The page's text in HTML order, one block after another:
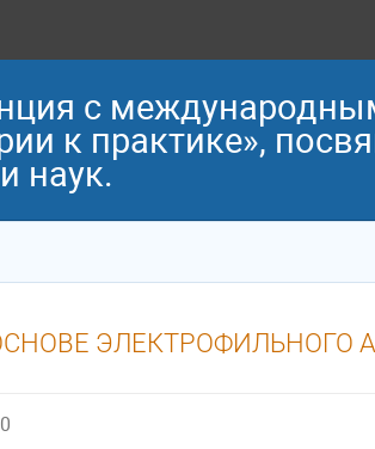
с
к практике»,
наук.
ЭЛЕКТРОФИЛЬНОГО